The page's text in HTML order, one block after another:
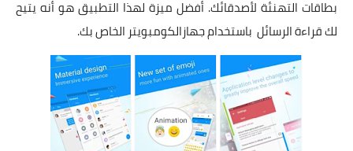
بطاقات التهنئة لأصدقائك. أفضل ميزة لهذا التطبيق هو أنه يتيح
لك قراءة الرسائل باستخدام جهازالكومبويتر الخاص بك.